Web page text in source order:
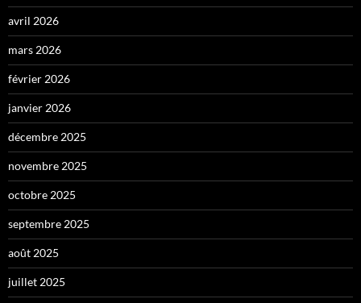
avril 2026
mars 2026
février 2026
janvier 2026
décembre 2025
novembre 2025
octobre 2025
septembre 2025
août 2025
juillet 2025